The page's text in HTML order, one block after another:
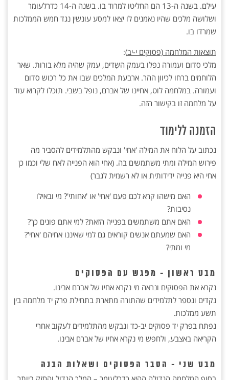
עילם. בשנה ה-13 הם החליטו למרוד בו. בשנה ה-14 כדרלעומר
ושלושה מלכים שהיו נאמנים לו יצאו למסע עונשין נגד חמש הממלכות
שמרדו בו.
תוצאות המלחמה (פסוקים י-יב):
מלכי סדום ועמורה נפלו בעמק השִדים, עמק שהיה מלא בורות. שאר
הלוחמים ברחו לכיוון ההר. ארבעת המלכים שבו את כל רכוש סדום
ועמורה. במלחמה לוט, אחיינו של אברם, נופל בשבי. תוכלו לקרוא עוד
על מלחמה זו בקישור הזה.
הזמנה ללימוד
נכתוב על הלוח את המילה 'אחי' ונבקש מהתלמידים להסביר מה
פירוש המילה ומתי משתמשים בה. (אחי הוא הפנייה לאח שלי וכמו כן
אחי היא פנייה ידידותית או לא רשמית לגבר)
האם מישהו קרא לכם פעם 'אחי' או 'אחותי'? מי ובאילו
נסיבות?
האם אתם משתמשים בפנייה הזאת? למי אתם פונים כך?
האם שמעתם אנשים קוראים גם למי שאיננו אחיהם 'אחי'?
מי ומתי?
מבט ראשון - מפגש עם הפסוקים
נקרא את הפסוקים ונראה מי נקרא אחיו של אברם אבינו.
נקדים ונספר לתלמידים שהתורה מתארת בתחילת פרק יד מלחמה בין
תשע ממלכות.
נפתח בפרק יד פסוקים יב-כד ונבקש מהתלמידים לעקוב אחרי
הקריאה באצבע, ולחפש מי נקרא אחיו של אברם אבינו.
מבט שני - הסבר הפסוקים ושאלות הבנה